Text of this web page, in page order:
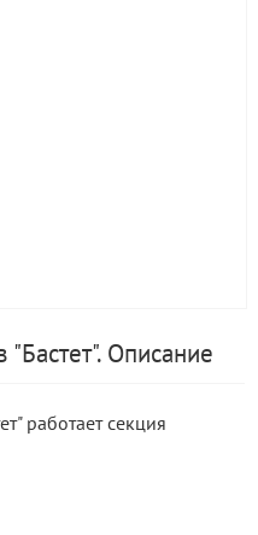
"Бастет". Описание
работает секция